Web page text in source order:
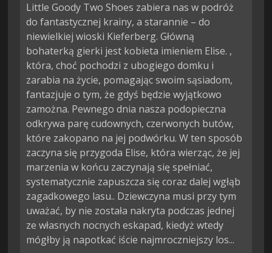
Little Goody Two Shoes zabiera nas w podróż
do fantastycznej krainy, a starannie – do
niewielkiej wioski Kieferberg. Główną
bohaterką gierki jest kobieta imieniem Elise. ,
która, choć pochodzi z ubogiego domku i
zarabia na życie, pomagając swoim sąsiadom,
fantazjuje o tym, że gdyś będzie wyjątkowo
zamożna. Pewnego dnia nasza podopieczna
odkrywa parę cudownych, czerwonych butów,
które zakopano na jej podwórku. W ten sposób
zaczyna się przygoda Elise, która wierząc, że jej
marzenia w końcu zaczynają się spełniać,
systematycznie zapuszcza się coraz dalej wgłąb
zagadkowego lasu.. Dziewczyna musi przy tym
uważać, by nie została nakryta podczas jednej
ze własnych nocnych eskapad, kiedyż wtedy
mógłby ją napotkać iście najmroczniejszy los...